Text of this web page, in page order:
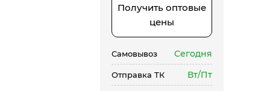
Получить оптовые
цены
Самовывоз Сегодня
Отправка ТК Вт/Пт